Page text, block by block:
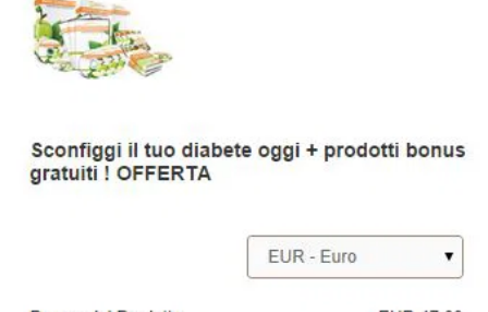
STORIA E CITAZIONI